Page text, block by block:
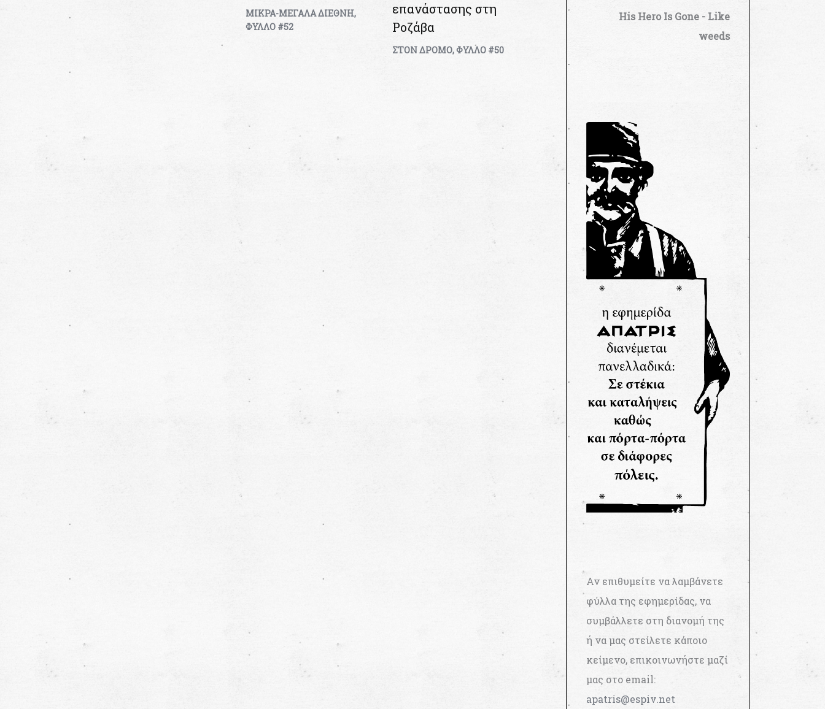
ΜΙΚΡΑ-ΜΕΓΑΛΑ ΔΙΕΘΝΗ,
ΦΥΛΛΟ #52
επανάστασης στη
Ροζάβα
ΣΤΟΝ ΔΡΟΜΟ,ΦΥΛΛΟ #50
His Hero Is Gone - Like
weeds
Αν επιθυμείτε να λαμβάνετε
φύλλα της εφημερίδας, να
συμβάλλετε στη διανομή της
ή να μας στείλετε κάποιο
κείμενο, επικοινωνήστε μαζί
μας στο email:
apatris@espiv.net